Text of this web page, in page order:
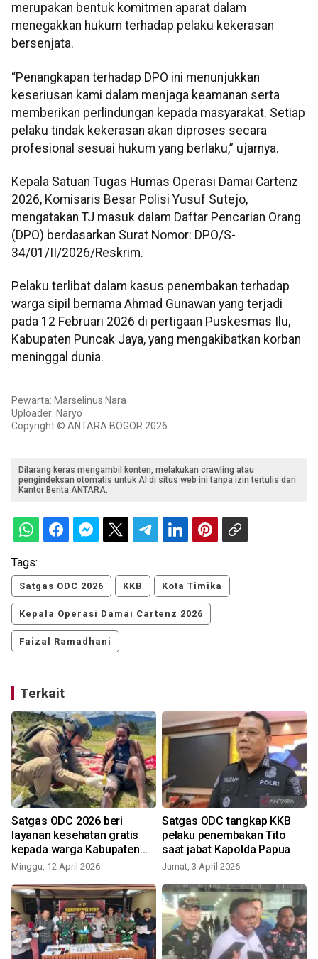
merupakan bentuk komitmen aparat dalam
menegakkan hukum terhadap pelaku kekerasan
bersenjata.
“Penangkapan terhadap DPO ini menunjukkan
keseriusan kami dalam menjaga keamanan serta
memberikan perlindungan kepada masyarakat. Setiap
pelaku tindak kekerasan akan diproses secara
profesional sesuai hukum yang berlaku,” ujarnya.
Kepala Satuan Tugas Humas Operasi Damai Cartenz
2026, Komisaris Besar Polisi Yusuf Sutejo,
mengatakan TJ masuk dalam Daftar Pencarian Orang
(DPO) berdasarkan Surat Nomor: DPO/S-
34/01/II/2026/Reskrim.
Pelaku terlibat dalam kasus penembakan terhadap
warga sipil bernama Ahmad Gunawan yang terjadi
pada 12 Februari 2026 di pertigaan Puskesmas Ilu,
Kabupaten Puncak Jaya, yang mengakibatkan korban
meninggal dunia.
Pewarta: Marselinus Nara
Uploader: Naryo
Copyright © ANTARA BOGOR 2026
Dilarang keras mengambil konten, melakukan crawling atau
pengindeksan otomatis untuk AI di situs web ini tanpa izin tertulis dari
Kantor Berita ANTARA.
Tags:
Satgas ODC 2026 KKB Kota Timika
Kepala Operasi Damai Cartenz 2026
Faizal Ramadhani
Terkait
Satgas ODC 2026 beri
layanan kesehatan gratis
kepada warga Kabupaten
Puncak
Minggu, 12 April 2026
Satgas ODC tangkap KKB
pelaku penembakan Tito
saat jabat Kapolda Papua
Jumat, 3 April 2026